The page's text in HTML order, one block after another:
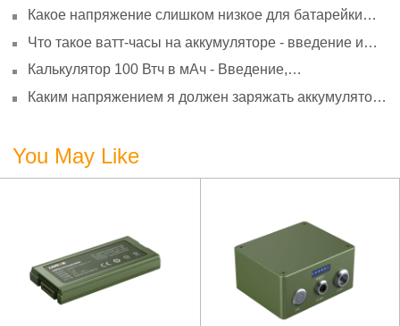
Какое напряжение слишком низкое для батарейки
старение
Что такое ватт-часы на аккумуляторе - введение и
Калькулятор 100 Втч в мАч - Введение,
Каким напряжением я должен заряжать аккумулятор
You May Like